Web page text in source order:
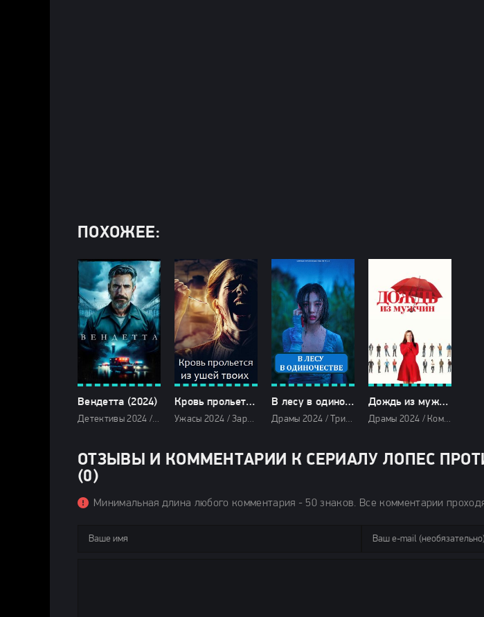
ПОХОЖЕЕ:
Вендетта (2024)
Детективы 2024 / Драмы 2024 / Криминальные фильмы 2024 / Триллеры 2024 / Зарубежные фильмы 2024 / Новинки кино 2024 / Последние фильмы 2024 / Фильмы осени 2024 / Фильмы 2024 / Сериалы в озвучке Newstudio / Смотреть фильмы онлайн
Кровь прольется из ушей твоих (2024)
Ужасы 2024 / Зарубежные фильмы 2024 / Новинки кино 2024 / Последние фильмы 2024 / Фильмы осени 2024 / Фильмы 2024 / Смотреть фильмы онлайн
В лесу в одиночестве (2024)
Драмы 2024 / Триллеры 2024 / Сериалы 2024 / Новинки сериалов 2024 / Дорамы / Фильмы 2024 / Смотреть фильмы онлайн
Дождь из мужчин (2024)
Драмы 2024 / Комедии 2024 / Мелодрамы 2024 / Зарубежные фильмы 2024 / Новинки кино 2024 / Последние фильмы 2024 / Фильмы лета 2024 / Фильмы 2024 / Смотреть фильмы онлайн
ОТЗЫВЫ И КОММЕНТАРИИ К СЕРИАЛУ ЛОПЕС
(0)
Минимальная длина любого комментария - 50 знаков. Все комментарии